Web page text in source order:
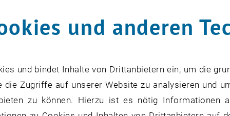
und anderen
und bindet Inhalte von Drittanbietern ein, um die
Zugriffe auf unserer Website zu analysieren und
zu können. Hierzu ist es nötig Informationen